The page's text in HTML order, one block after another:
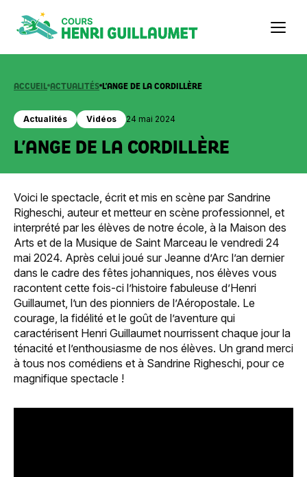
contenu
ACCUEIL ACTUALITÉS L’ANGE DE LA CORDILLÈRE
Actualités Vidéos 24 mai 2024
L’ANGE DE LA CORDILLÈRE
Voici le spectacle, écrit et mis en scène par Sandrine
Righeschi, auteur et metteur en scène professionnel, et
interprété par les élèves de notre école, à la Maison des
Arts et de la Musique de Saint Marceau le vendredi 24
mai 2024. Après celui joué sur Jeanne d’Arc l’an dernier
dans le cadre des fêtes johanniques, nos élèves vous
racontent cette fois-ci l’histoire fabuleuse d’Henri
Guillaumet, l’un des pionniers de l’Aéropostale. Le
courage, la fidélité et le goût de l’aventure qui
caractérisent Henri Guillaumet nourrissent chaque jour la
ténacité et l’enthousiasme de nos élèves. Un grand merci
à tous nos comédiens et à Sandrine Righeschi, pour ce
magnifique spectacle !